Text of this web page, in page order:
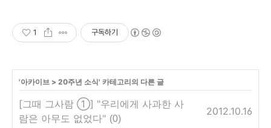
1 구독하기
'아카이브 > 20주년 소식' 카테고리의 다른 글
[그때 그사람 ①] "우리에게 사과한 사
람은 아무도 없었다" (0)
2012.10.16